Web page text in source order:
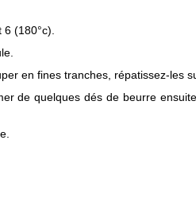
(180°c).
en fines tranches, répatissez-les
de quelques dés de beurre